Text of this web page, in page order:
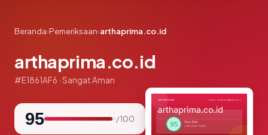
Beranda›Pemeriksaan›arthaprima.co.id
arthaprima.co.id
#E1861AF6 · Sangat Aman
95 / 100